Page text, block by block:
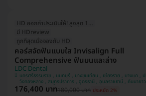
HD ออกค่าประเมินให้! สูงสุด 1500 บ.
มี HDreview
ถูกที่สุดเมื่อจองกับ HD
คอร์สจัดฟันแบบใส Invisalign Full
Comprehensive ฟันบนและล่าง
LDC Dental
นครศรีธรรมราช , นนทบุรี , บางขุนเทียน , เชียงราย , บางแค , ปทุมธานี ,
วังทองหลาง , สมุทรปราการ , อุดรธานี , อุบลราชธานี , คันนายาว , บางเขน ,
สวนหลวง , หลักสี่ , มีนบุรี , นครพนม , ทวีวัฒนา
176,400 บาท180,000 บาท ประหยัด 2%